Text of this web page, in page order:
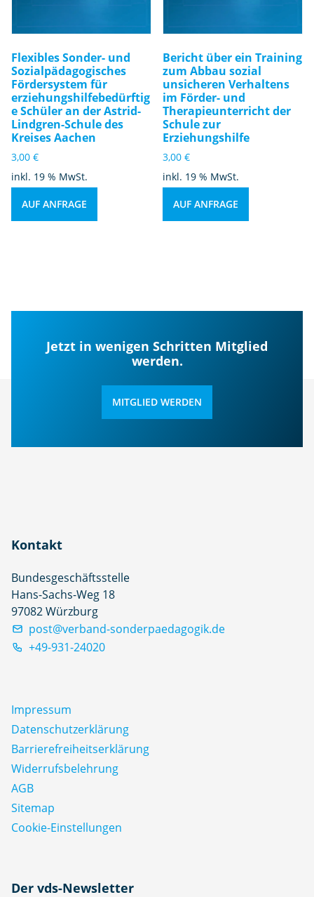
Flexibles Sonder- und
Sozialpädagogisches
Fördersystem für
erziehungshilfebedürftig
e Schüler an der Astrid-
Lindgren-Schule des
Kreises Aachen
3,00 €
inkl. 19 % MwSt.
AUF ANFRAGE
Bericht über ein Training
zum Abbau sozial
unsicheren Verhaltens
im Förder- und
Therapieunterricht der
Schule zur
Erziehungshilfe
3,00€
inkl. 19 % MwSt.
AUF ANFRAGE
Jetzt in wenigen Schritten Mitglied
werden.
MITGLIED WERDEN
Kontakt
Bundesgeschäftsstelle
Hans-Sachs-Weg 18
97082 Würzburg
post@verband-sonderpaedagogik.de
+49-931-24020
Impressum
Datenschutz­erklärung
Barrierefreiheitserklärung
Widerrufsbelehrung
AGB
Sitemap
Cookie-Einstellungen
Der vds-Newsletter
N